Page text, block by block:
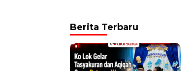
Berita Terbaru